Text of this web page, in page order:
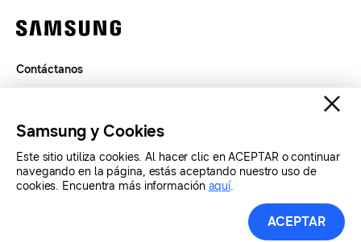
Contáctanos
SAMSUNG.COM
Copyright© SAMSUNG Todos los derechos reservados.
Samsung y Cookies
Este sitio utiliza cookies. Al hacer clic en ACEPTAR o continuar
navegando en la página, estás aceptando nuestro uso de
cookies. Encuentra más información aquí.
ACEPTAR